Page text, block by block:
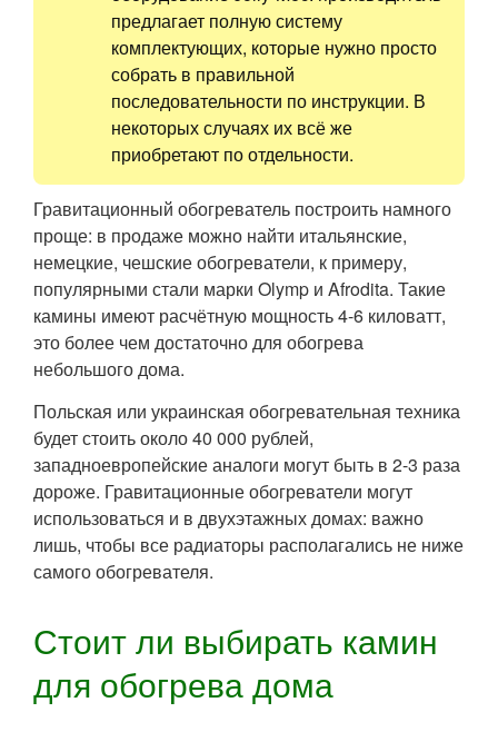
предлагает полную систему
комплектующих, которые нужно просто
собрать в правильной
последовательности по инструкции. В
некоторых случаях их всё же
приобретают по отдельности.
Гравитационный обогреватель построить намного
проще: в продаже можно найти итальянские,
немецкие, чешские обогреватели, к примеру,
популярными стали марки Olymp и Afrodita. Такие
камины имеют расчётную мощность 4-6 киловатт,
это более чем достаточно для обогрева
небольшого дома.
Польская или украинская обогревательная техника
будет стоить около 40 000 рублей,
западноевропейские аналоги могут быть в 2-3 раза
дороже. Гравитационные обогреватели могут
использоваться и в двухэтажных домах: важно
лишь, чтобы все радиаторы располагались не ниже
самого обогревателя.
Стоит ли выбирать камин
для обогрева дома